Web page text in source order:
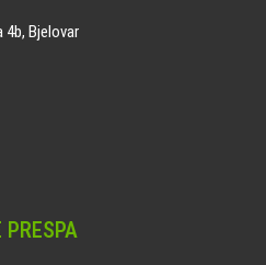
4b, Bjelovar
PRESPA